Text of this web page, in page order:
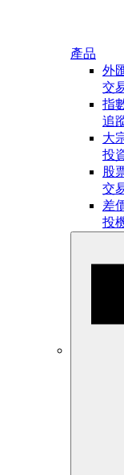
產品
外
交
指
追
大
投
股
交
差
投